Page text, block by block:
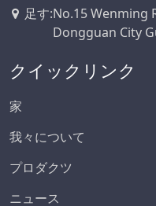
足す:No.15 Wenming
Dongguan City
クイックリンク
家
我々について
プロダクツ
ニュース